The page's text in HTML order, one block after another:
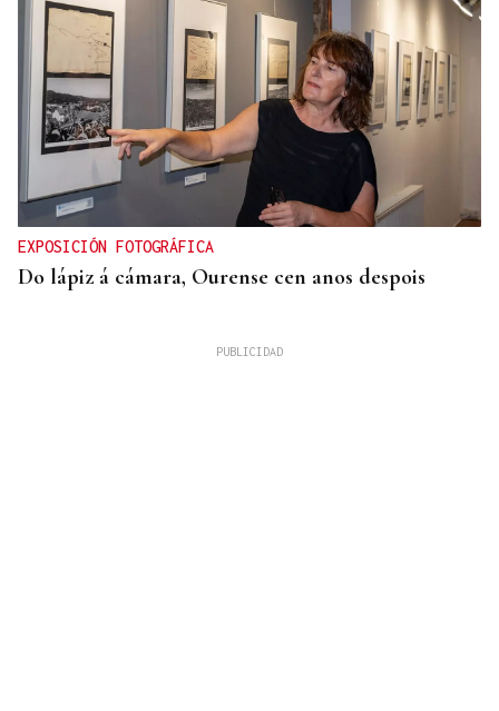
EXPOSICIÓN FOTOGRÁFICA
Do lápiz á cámara, Ourense cen anos despois